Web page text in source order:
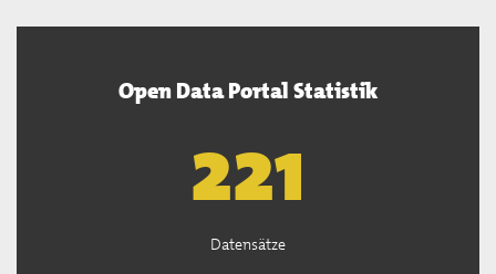
Open Data Portal Statistik
222
Datensätze